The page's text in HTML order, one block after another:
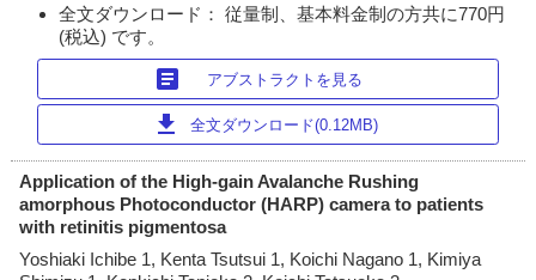
全文ダウンロード： 従量制、基本料金制の方共に770円
(税込) です。
article アブストラクトを見る
download 全文ダウンロード(0.12MB)
Application of the High-gain Avalanche Rushing
amorphous Photoconductor (HARP) camera to patients
with retinitis pigmentosa
Yoshiaki Ichibe 1, Kenta Tsutsui 1, Koichi Nagano 1, Kimiya